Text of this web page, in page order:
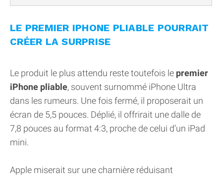
LE PREMIER IPHONE PLIABLE POURRAIT
CRÉER LA SURPRISE
Le produit le plus attendu reste toutefois le premier
iPhone pliable, souvent surnommé iPhone Ultra
dans les rumeurs. Une fois fermé, il proposerait un
écran de 5,5 pouces. Déplié, il offrirait une dalle de
7,8 pouces au format 4:3, proche de celui d’un iPad
mini.
Apple miserait sur une charnière réduisant